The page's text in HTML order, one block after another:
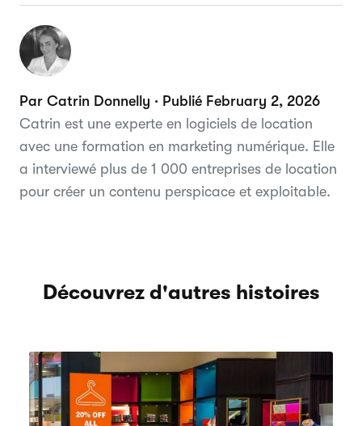
Par Catrin Donnelly · Publié February 2, 2026
Catrin est une experte en logiciels de location
avec une formation en marketing numérique. Elle
a interviewé plus de 1 000 entreprises de location
pour créer un contenu perspicace et exploitable.
Découvrez d'autres histoires